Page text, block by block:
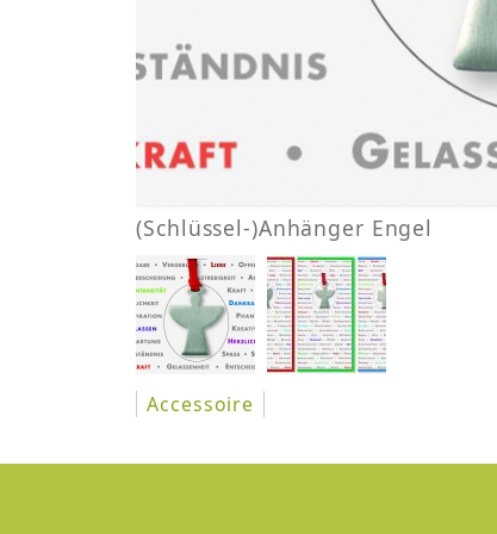
(Schlüssel-)Anhänger Engel
Accessoire